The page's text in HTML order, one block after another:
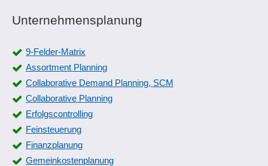
Unternehmensplanung
9-Felder-Matrix
Assortment Planning
Collaborative Demand Planning, SCM
Collaborative Planning
Erfolgscontrolling
Feinsteuerung
Finanzplanung
Gemeinkostenplanung